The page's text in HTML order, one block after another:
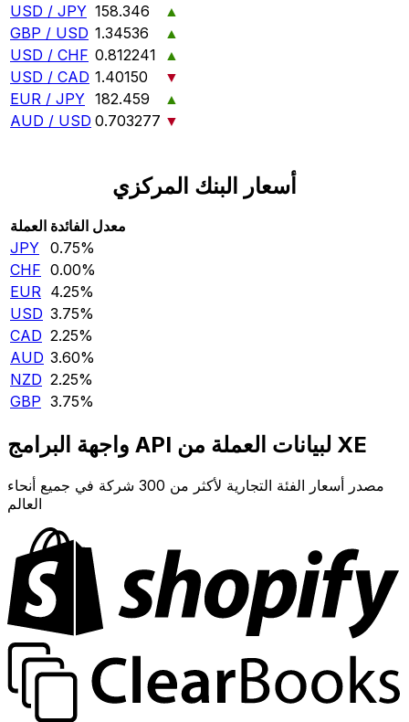
USD / JPY 158.346
▲
GBP / USD 1.34536
▲
USD / CHF 0.812241
▲
USD / CAD 1.40150
▼
EUR / JPY 182.459
▲
AUD / USD 0.703277 ▼
أسعار البنك المركزي
العملة معدل الفائدة
JPY 0.75‎%‎
CHF 0.00‎%‎
EUR 4.25‎%‎
USD 3.75‎%‎
CAD 2.25‎%‎
AUD 3.60‎%‎
NZD 2.25‎%‎
GBP 3.75‎%‎
واجهة البرامج API لبيانات العملة من XE
مصدر أسعار الفئة التجارية لأكثر من 300 شركة في جميع أنحاء
العالم